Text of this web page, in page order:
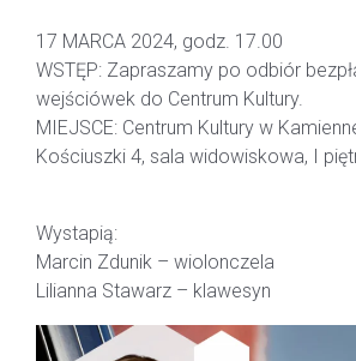
17 MARCA 2024, godz. 17.00
WSTĘP: Zapraszamy po odbiór
wejściówek do Centrum Kultury.
MIEJSCE: Centrum Kultury w
Kościuszki 4, sala widowiskowa, I
Wystapią:
Marcin Zdunik – wiolonczela
Lilianna Stawarz – klawesyn